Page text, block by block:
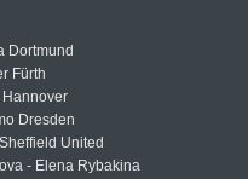
Dortmund
Fürth
Hannover
Dresden
United
- Elena Rybakina